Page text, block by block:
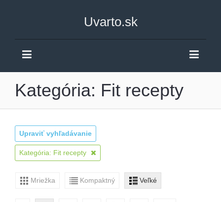
Uvarto.sk
Kategória: Fit recepty
Upraviť vyhľadávanie
Kategória: Fit recepty
Mriežka Kompaktný Veľké